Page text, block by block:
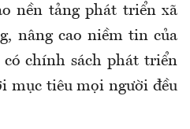
nền tảng phát triển xã
nâng cao niềm tin của
chính sách phát triển
mục tiêu mọi người đều